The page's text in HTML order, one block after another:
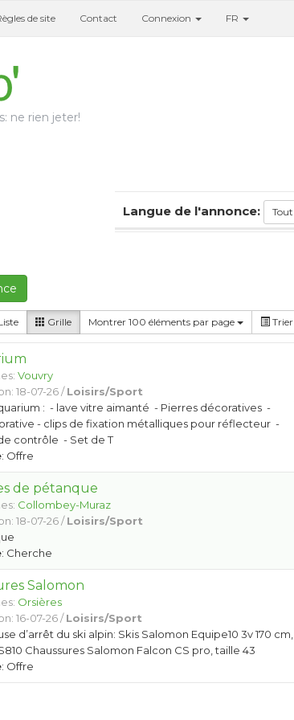
de site Contact Connexion FR
ne rien jeter!
Langue de l'annonce: Tout
Grille Montrer 100 éléments par page Trier
Vouvry
18-07-26 /Loisirs/Sport
: - lave vitre aimanté - Pierres décoratives -
- clips de fixation métalliques pour réflecteur -
contrôle - Set de T
: Offre
de pétanque
Collombey-Muraz
18-07-26 /Loisirs/Sport
: Cherche
Salomon
Orsières
16-07-26 /Loisirs/Sport
d’arrêt du ski alpin: Skis Salomon Equipe10 3v 170 cm,
Chaussures Salomon Falcon CS pro, taille 43
: Offre